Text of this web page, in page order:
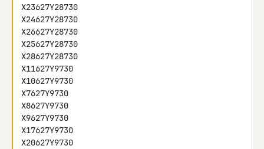
X23627Y28730
X24627Y28730
X26627Y28730
X25627Y28730
X28627Y28730
X11627Y9730
X10627Y9730
X7627Y9730
X8627Y9730
X9627Y9730
X17627Y9730
X20627Y9730